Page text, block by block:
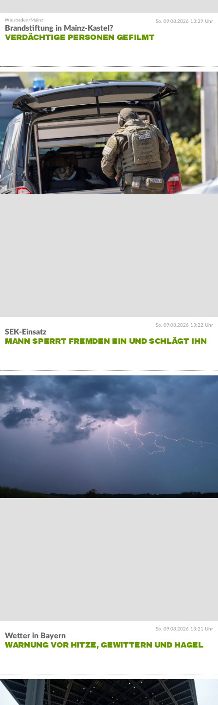
So. 09.08.2026 13:29 Uhr
Brandstiftung in Mainz-Kastel?
VERDÄCHTIGE PERSONEN GEFILMT
So. 09.08.2026 13:22 Uhr
SEK-Einsatz
MANN SPERRT FREMDEN EIN UND SCHLÄGT IHN
So. 09.08.2026 13:21 Uhr
Wetter in Bayern
WARNUNG VOR HITZE, GEWITTERN UND HAGEL